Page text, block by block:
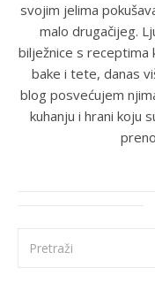
svojim jelima
malo drugačijeg.
bilježnice s receptima
bake i tete, danas
blog posvećujem
kuhanju i hrani koju